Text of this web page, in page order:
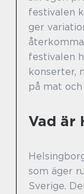
festivalen
ger
festivalen
konserter,
på mat
Vad är
som äger
Sverige.